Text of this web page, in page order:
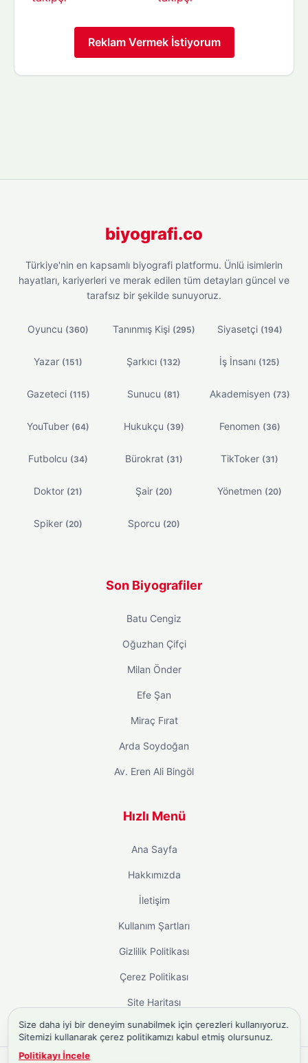
Reklam Vermek İstiyorum
biyografi.co
Türkiye'nin en kapsamlı biyografi platformu. Ünlü isimlerin
hayatları, kariyerleri ve merak edilen tüm detayları güncel ve
tarafsız bir şekilde sunuyoruz.
Oyuncu (360) Tanınmış Kişi (295) Siyasetçi (194)
Yazar (151) Şarkıcı (132) İş İnsanı (125)
Gazeteci (115) Sunucu (81) Akademisyen (73)
YouTuber (64) Hukukçu (39) Fenomen (36)
Futbolcu (34) Bürokrat (31) TikToker (31)
Doktor (21) Şair (20) Yönetmen (20)
Spiker (20) Sporcu (20)
Son Biyografiler
Batu Cengiz
Oğuzhan Çifçi
Milan Önder
Efe Şan
Miraç Fırat
Arda Soydoğan
Av. Eren Ali Bingöl
Hızlı Menü
Ana Sayfa
Hakkımızda
İletişim
Kullanım Şartları
Gizlilik Politikası
Çerez Politikası
Site Haritası
Size daha iyi bir deneyim sunabilmek için çerezleri kullanıyoruz.
Sitemizi kullanarak çerez politikamızı kabul etmiş olursunuz.
Politikayı İncele